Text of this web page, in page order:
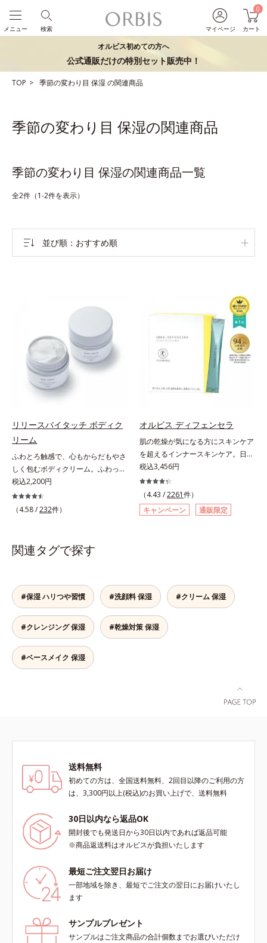
マイページ
0
カート
検索
メニュー
オルビス初めての方へ
公式通販だけの特別セット販売中！
TOP 季節の変わり目 保湿の関連商品
季節の変わり目 保湿の関連商品
季節の変わり目 保湿の関連商品一覧
全2件（1-2件を表示）
並び順 おすすめ順
リリースバイタッチ ボディク
リーム
ふわとろ触感で、心もからだもやさ
しく包むボディクリーム。ふわっと
軽やかで、ぽよっと弾むユニーク触
感。なじませると摩擦と皮膚温でほ
どけるボディクリームです。うっと
に吸い付くようなしっとりもちもち
肌に。加水分解ヒアルロン酸配合。
肌ボディを長時間キープします。
【ご使用方法】お風呂上がりなどの
清潔な肌に適量をやさしくなじませ
てください。
税込2,200円
（4.58 /232件）
オルビス ディフェンセラ
肌の乾燥が気になる方にスキンケア
を超えるインナースキンケア。日本
初(*1)“肌にもトクホ(*2)”！肌の乾燥
が気になる方に。高純度に精製した
米胚芽由来のグルコシルセラミドを
配合。「肌の水分を逃しにくくする
ため、肌の乾燥が気になる方に適し
が回らない、ボディの乾燥対策にも
おすすめです。ゆずの爽やかな香り
とすっきりとした酸味が特徴の「ゆ
ず風味」、芳醇なマスカットの香り
とさっぱりとした酸味が楽しめる
用意。その日の気分に合わせてチョ
イスできるから、より飽きにくく、
として。*2 許可表示：本品に含ま
め、肌の乾燥が気になる方に適して
います。
税込3,456円
（4.43 /2261件）
キャンペーン
通販限定
関連タグで探す
#保湿 ハリつや習慣 #洗顔料 保湿 #クリーム 保湿
#クレンジング 保湿 #乾燥対策 保湿
#ベースメイク 保湿
送料無料
初めての方は、全国送料無料、2回目以降のご利用の方
は、3,300円以上(税込)のお買い上げで、送料無料
30日以内なら返品OK
開封後でも発送日から30日以内であれば返品可能
※商品返送料はオルビスが負担いたします
最短ご注文翌日お届け
一部地域を除き、最短でご注文の翌日にお届けいたし
ます
サンプルプレゼント
サンプルはご注文商品の合計個数までお選びいただけ